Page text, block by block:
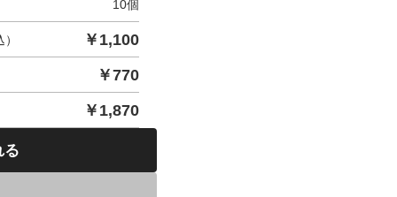
10個
￥ 1,100
￥770
￥ 1,870
る